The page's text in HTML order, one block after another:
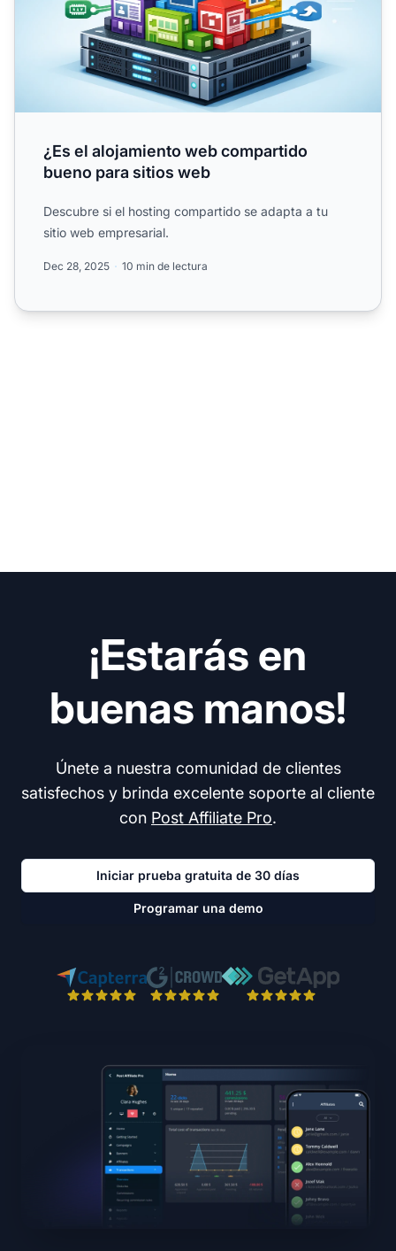
¿Es el alojamiento web compartido
bueno para sitios web
Descubre si el hosting compartido se adapta a tu
sitio web empresarial.
Dec 28, 2025 10 min de lectura
¡Estarás en
buenas manos!
Únete a nuestra comunidad de clientes
satisfechos y brinda excelente soporte al cliente
con Post Affiliate Pro.
Iniciar prueba gratuita de 30 días
Programar una demo